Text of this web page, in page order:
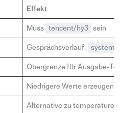
Effekt
Muss tencent/hy3 sein
Gesprächsverlauf. system
Obergrenze für Ausgabe-
Niedrigere Werte erzeugen
Alternative zu temperature